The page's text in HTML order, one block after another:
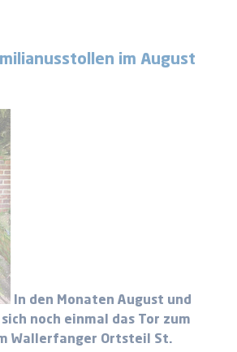
im August
In den Monaten August und
noch einmal das Tor zum
Wallerfanger Ortsteil St.